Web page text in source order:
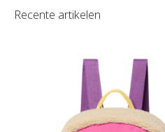
Recente artikelen